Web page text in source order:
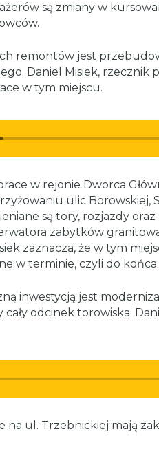
są zmiany w
remontów jest
Daniel Misiek, rzecznik
w tym miejscu.
w rejonie Dworca
ulic Borowskiej,
są tory, rozjazdy
zabytków
zaznacza, że w tym
w terminie, czyli do końca
inwestycją jest
odcinek torowiska.
na ul. Trzebnickiej mają